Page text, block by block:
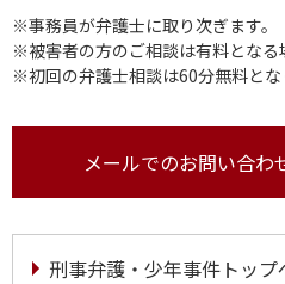
事務員が弁護士に取り次ぎます。
被害者の方のご相談は有料となる
初回の弁護士相談は60分無料とな
メールでのお問い合わ
刑事弁護・少年事件トップ